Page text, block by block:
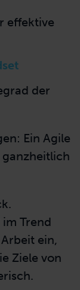
effektive
der
Ein Agile
im Trend
ein,
Ziele von